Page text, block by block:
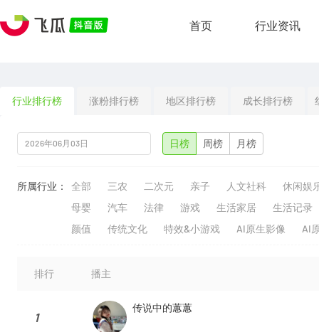
首页 行业资讯
行业排行榜 涨粉排行榜 地区排行榜 成长排行榜
日榜 周榜 月榜
所属行业： 全部 三农 二次元 亲子 人文社科
休闲娱
母婴
汽车 法律 游戏 生活家居
生活记录
颜值
传统文化 特效&小游戏 AI原生影像 AI
排行 播主
1
传说中的蕙蕙